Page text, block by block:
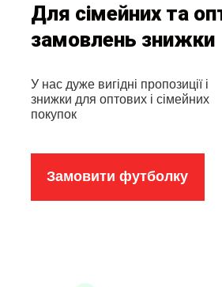
Для сімейних та
замовлень знижки
У нас дуже вигідні пропозиції і
знижки для оптових і сімейних
покупок
Замовити футболку